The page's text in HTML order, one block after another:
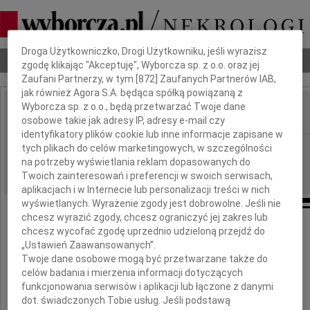
Nekrologi Odeszli Poradnik pogrzebowy
IMIĘ I NAZWISKO:
REGION: Kraków
DATA EMISJI: 20.03.2018
Dr n. med.
Krzysztofowi Szwajcy
Dbamy o Twoją prywatność
Droga Użytkowniczko, Drogi Użytkowniku, jeśli wyrazisz
zgodę klikając "Akceptuję", Wyborcza sp. z o.o. oraz jej
Zaufani Partnerzy, w tym [872 ] Zaufanych Partnerów IAB,
jak również Agora S.A. będąca spółką powiązaną z
Wyborcza sp. z o.o., będą przetwarzać Twoje dane
osobowe takie jak adresy IP, adresy e-mail czy
identyfikatory plików cookie lub inne informacje zapisane w
tych plikach do celów marketingowych, w szczególności
na potrzeby wyświetlania reklam dopasowanych do
Twoich zainteresowań i preferencji w swoich serwisach,
aplikacjach i w Internecie lub personalizacji treści w nich
wyświetlanych. Wyrażenie zgody jest dobrowolne. Jeśli nie
chcesz wyrazić zgody, chcesz ograniczyć jej zakres lub
chcesz wycofać zgodę uprzednio udzieloną przejdź do
„Ustawień Zaawansowanych”.
Twoje dane osobowe mogą być przetwarzane także do
celów badania i mierzenia informacji dotyczących
funkcjonowania serwisów i aplikacji lub łączone z danymi
dot. świadczonych Tobie usług. Jeśli podstawą